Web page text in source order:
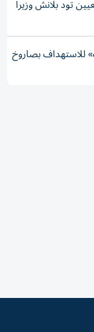
تود بلانش وزيراً
للاستهداف بصاروخ